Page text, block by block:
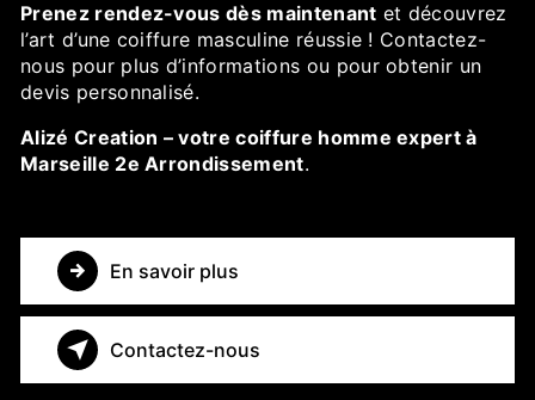
Prenez rendez-vous dès maintenant et découvrez
l’art d’une coiffure masculine réussie ! Contactez-
nous pour plus d’informations ou pour obtenir un
devis personnalisé.
Alizé Creation – votre coiffure homme expert à
Marseille 2e Arrondissement.
En savoir plus
Contactez-nous